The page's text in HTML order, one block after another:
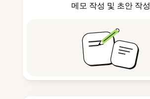
메모 작성 및 초안 작성